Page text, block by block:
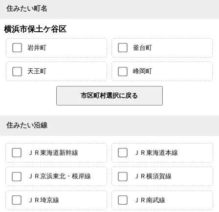
住みたい町名
横浜市保土ケ谷区
岩井町 釜台町
天王町 峰岡町
住みたい沿線
ＪＲ東海道新幹線 ＪＲ東海道本線
ＪＲ京浜東北・根岸線 ＪＲ横須賀線
ＪＲ埼京線 ＪＲ南武線